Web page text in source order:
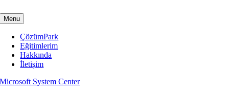
to
content
Menu
ÇözümPark
Eğitimlerim
Hakkında
İletişim
Microsoft System Center